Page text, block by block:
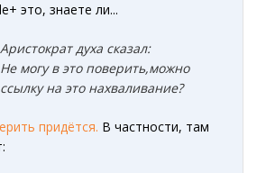
это, знаете ли...
Аристократ духа сказал:
Не могу в это поверить,можно
ссылку на это нахваливание?
придётся. В частности, там